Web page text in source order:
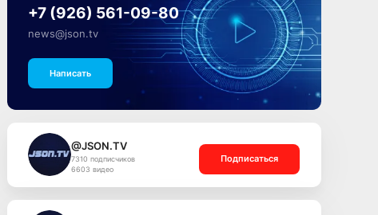
+7 (926) 561-09-80
news@json.tv
Написать
@JSON.TV
7310 подписчиков
6603 видео
Подписаться